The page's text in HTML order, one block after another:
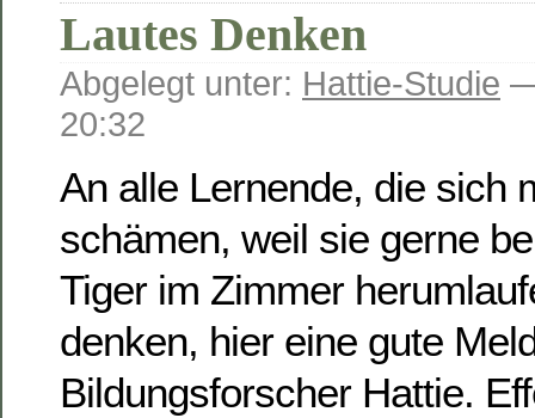
Lautes Denken
Abgelegt unter: Hattie-Studie
20:32
An alle Lernende, die sich
schämen, weil sie gerne
Tiger im Zimmer
denken, hier eine gute
Bildungsforscher Hattie.